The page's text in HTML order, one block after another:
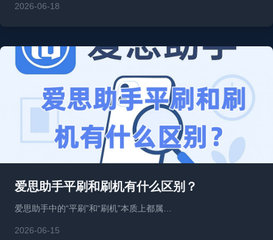
2026-06-18
爱思助手平刷和刷机有什么区别？
爱思助手中的“平刷”和“刷机”本质上都属…
2026-06-15